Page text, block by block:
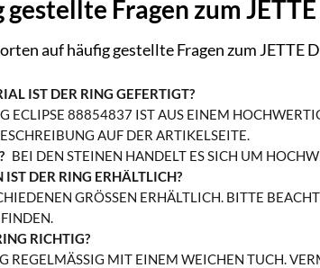
gestellte Fragen zum
auf häufig gestellte Fragen zum JETTE
IST DER RING GEFERTIGT?
ECLIPSE 88854837 IST AUS EINEM
AUF DER ARTIKELSEITE.
BEI DEN STEINEN HANDELT ES SICH UM
DER RING ERHÄLTLICH?
GRÖSSEN ERHÄLTLICH. BITTE
RICHTIG?
REGELMÄSSIG MIT EINEM WEICHEN TUCH.